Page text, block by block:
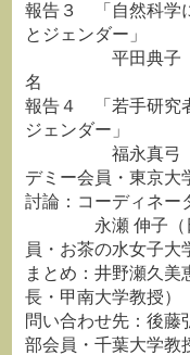
報告３ 「自然科学
とジェンダー」
平田典子（日
名
報告４ 「若手研究
ジェンダー」
福永真弓（日
デミー会員・東京大
討論：コーディネー
永瀬 伸子（日
員・お茶の水女子大
まとめ：井野瀬久美
長・甲南大学教授）
問い合わせ先：後藤
部会員・千葉大学教